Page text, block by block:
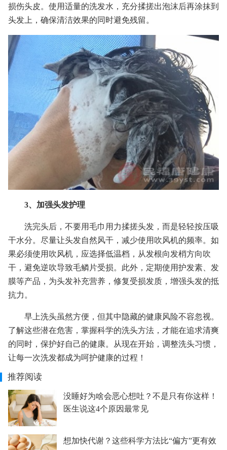
损伤头皮。使用适量的洗发水，充分揉搓出泡沫后再涂抹到
头发上，确保清洁效果的同时避免残留。
3、加强头发护理
洗完头后，不要用毛巾用力揉搓头发，而是轻轻按压吸
干水分。尽量让头发自然风干，减少使用吹风机的频率。如
果必须使用吹风机，应选择低温档，从发根向发梢方向吹
干，避免逆吹导致毛鳞片受损。此外，定期使用护发素、发
膜等产品，为头发补充营养，修复受损发质，增强头发的抵
抗力。
早上洗头虽然方便，但其中隐藏的健康风险不容忽视。
了解这些潜在危害，掌握科学的洗头方法，才能在追求清爽
的同时，保护好自己的健康。从现在开始，调整洗头习惯，
让每一次洗发都成为呵护健康的过程！
推荐阅读
没睡好为啥会恶心想吐？不是只有你这样！
医生说这4个原因最常见
想加快代谢？这些科学方法比“偏方”更有效